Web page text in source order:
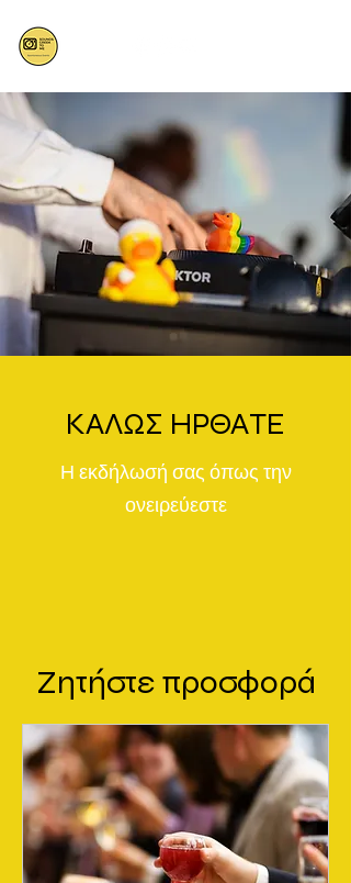
ΚΑΛΩΣ ΗΡΘΑΤΕ
Η εκδήλωσή σας όπως την
ονειρεύεστε
Ζητήστε προσφορά